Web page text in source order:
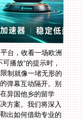
台，收看一场欧洲
可播放”的提示时，
制就像一堵无形的
弹幕互动隔开。别
异国他乡的留学
方案。我们将深入
出如何借助专业的
的体育赛事直播，